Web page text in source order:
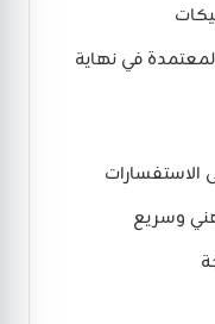
في نهاية
الاستفسارات
وسريع